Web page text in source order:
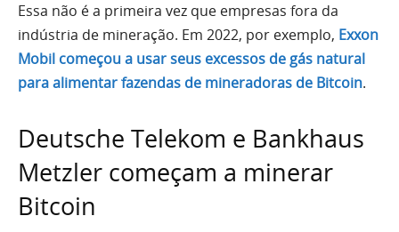
Essa não é a primeira vez que empresas fora da
indústria de mineração. Em 2022, por exemplo, Exxon
Mobil começou a usar seus excessos de gás natural
para alimentar fazendas de mineradoras de Bitcoin.
Deutsche Telekom e Bankhaus
Metzler começam a minerar
Bitcoin